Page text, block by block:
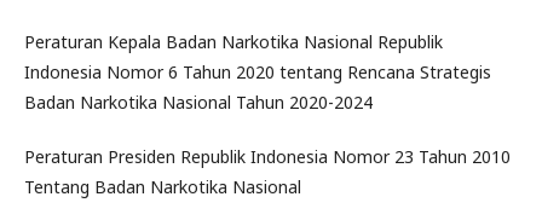
Peraturan Kepala Badan Narkotika Nasional Republik
Indonesia Nomor 6 Tahun 2020 tentang Rencana Strategis
Badan Narkotika Nasional Tahun 2020-2024
Peraturan Presiden Republik Indonesia Nomor 23 Tahun 2010
Tentang Badan Narkotika Nasional